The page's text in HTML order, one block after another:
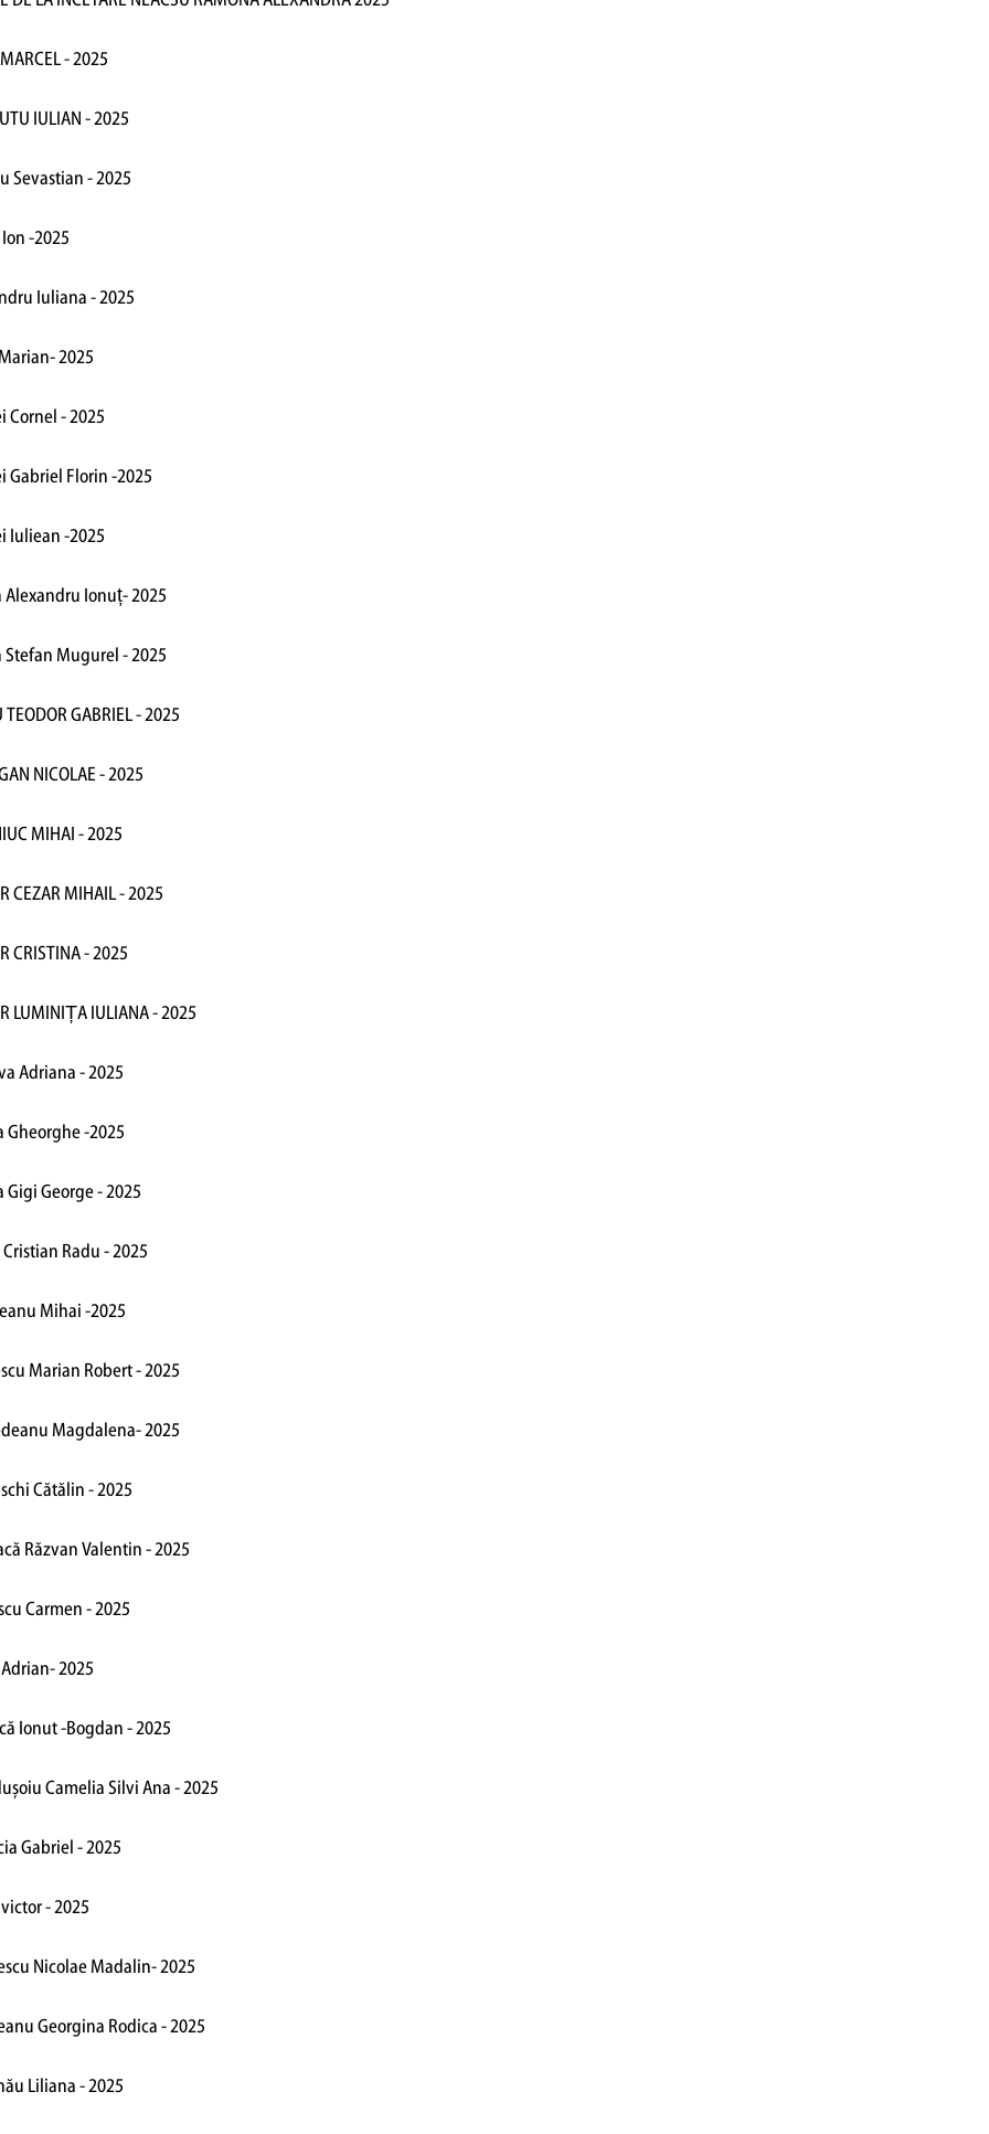
- 2025
IULIAN - 2025
Sevastian - 2025
-2025
Iuliana - 2025
2025
Cornel - 2025
Gabriel Florin -2025
Iuliean -2025
Alexandru Ionuț- 2025
Stefan Mugurel - 2025
TEODOR GABRIEL - 2025
NICOLAE - 2025
MIHAI - 2025
CEZAR MIHAIL - 2025
CRISTINA - 2025
LUMINIȚA IULIANA - 2025
Adriana - 2025
Gheorghe -2025
Gigi George - 2025
Cristian Radu - 2025
Mihai -2025
Marian Robert - 2025
Magdalena- 2025
Cătălin - 2025
Răzvan Valentin - 2025
Carmen - 2025
2025
Ionut -Bogdan - 2025
Camelia Silvi Ana - 2025
Gabriel - 2025
- 2025
Nicolae Madalin- 2025
Georgina Rodica - 2025
Liliana - 2025